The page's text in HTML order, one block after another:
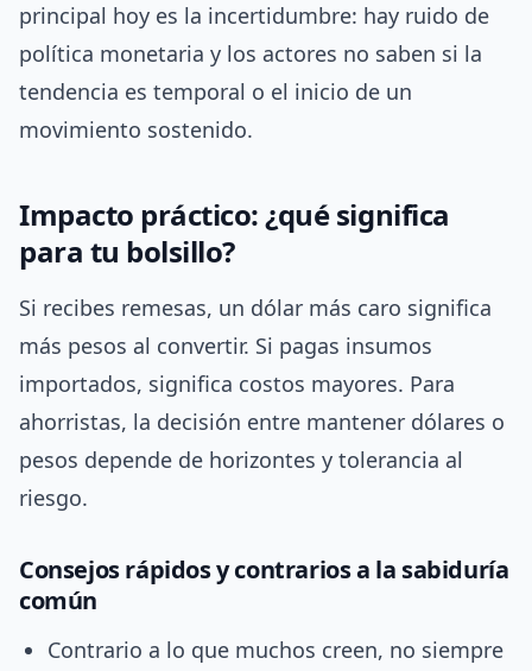
principal hoy es la incertidumbre: hay ruido de
política monetaria y los actores no saben si la
tendencia es temporal o el inicio de un
movimiento sostenido.
Impacto práctico: ¿qué significa
para tu bolsillo?
Si recibes remesas, un dólar más caro significa
más pesos al convertir. Si pagas insumos
importados, significa costos mayores. Para
ahorristas, la decisión entre mantener dólares o
pesos depende de horizontes y tolerancia al
riesgo.
Consejos rápidos y contrarios a la sabiduría
común
Contrario a lo que muchos creen, no siempre